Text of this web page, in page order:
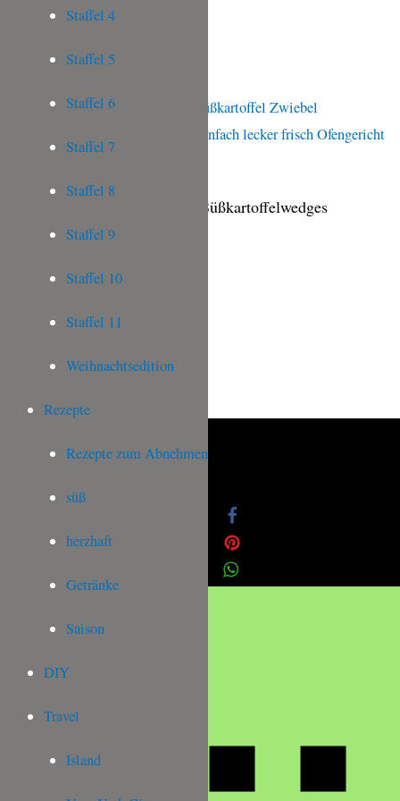
Staffel 4
Staffel 5
Staffel 6
Staffel 7
Staffel 8
Staffel 9
Staffel 10
Staffel 11
Weihnachtsedition
Rezepte
Rezepte zum Abnehmen
süß
herzhaft
Getränke
Saison
DIY
Travel
Island
One Pan Hähnchenflügel mit Süßkartoffelwedges
Hähnchenflügel
Süßkartoffelwedges
Impressum